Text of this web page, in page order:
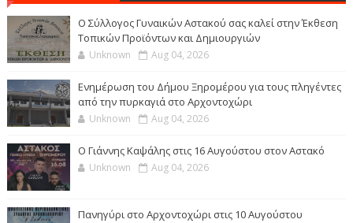
Ο Σύλλογος Γυναικών Αστακού σας καλεί στην Έκθεση
Τοπικών Προϊόντων και Δημιουργιών
Unknown Aug 04, 2026
Ενημέρωση του Δήμου Ξηρομέρου για τους πληγέντες
από την πυρκαγιά στο Αρχοντοχώρι
Unknown Aug 04, 2026
Ο Γιάννης Καψάλης στις 16 Αυγούστου στον Αστακό
Unknown Aug 04, 2026
Πανηγύρι στο Αρχοντοχώρι στις 10 Αυγούστου